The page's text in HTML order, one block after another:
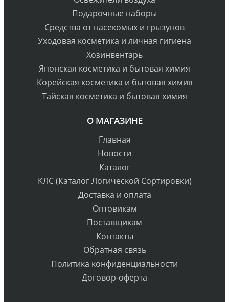
Подарочные наборы
Средства от насекомых и грызунов
Уходовая косметика и личная гигиена
Хозинвентарь
Японская косметика и бытовая химия
Корейская косметика и бытовая химия
Тайская косметика и бытовая химия
О МАГАЗИНЕ
Главная
Новости
Каталог
КЛС (Каталог Логической Сортировки)
Доставка и оплата
Оптовикам
Поставщикам
Контакты
Обратная связь
Политика конфиденциальности
Договор-оферта